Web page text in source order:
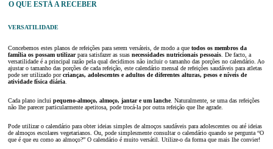
O QUE ESTÁ A RECEBER
VERSATILIDADE
Concebemos estes planos de refeições para serem versáteis, de modo a que todos os membros da
família os possam utilizarpara satisfazer as suas necessidades nutricionais pessoais. De facto, a
versatilidade é a principal razão pela qual decidimos não incluir o tamanho das porções no calendário. Ao
ajustar o tamanho das porções de cada refeição, este calendário mensal de refeições saudáveis para atletas
pode ser utilizado porcrianças, adolescentes e adultos de diferentes alturas, pesos e níveis de
atividade física diária.
Cada plano inclui pequeno-almoço, almoço, jantar e um lanche. Naturalmente, se uma das refeições
não lhe parecer particularmente apetitosa, pode trocá-la por outra refeição que lhe agrade.
Pode utilizar o calendário para obter ideias simples de almoços saudáveis para adolescentes ou até ideias
de almoços escolares vegetarianos. Ou, pode simplesmente consultar o calendário quando se pergunta “O
que é que eu como ao almoço?” O calendário é muito versátil. Utilize-o da forma que mais lhe convier!